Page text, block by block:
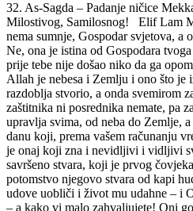
32. As-Sagda – Padanje ničice
Milostivog, Samilosnog! Elif Lam
nema sumnje, Gospodar svjetova, a
Ne, ona je istina od Gospodara
prije tebe nije došao niko da ga
Allah je nebesa i Zemlju i ono što je
razdoblja stvorio, a onda svemirom
zaštitnika ni posrednika nemate, pa
upravlja svima, od neba do Zemlje,
danu koji, prema vašem računanju
je onaj koji zna i nevidljivi i vidljivi
savršeno stvara, koji je prvog
potomstvo njegovo stvara od kapi
udove uobliči i život mu udahne – i
– a kako vi malo zahvaljujete! Oni